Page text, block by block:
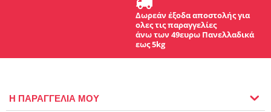
Δωρεάν έξοδα αποστολής για
ολες τις παραγγελίες
άνω των 49ευρω Πανελλαδικά
εως 5kg
Η ΠΑΡΑΓΓΕΛΙΑ ΜΟΥ